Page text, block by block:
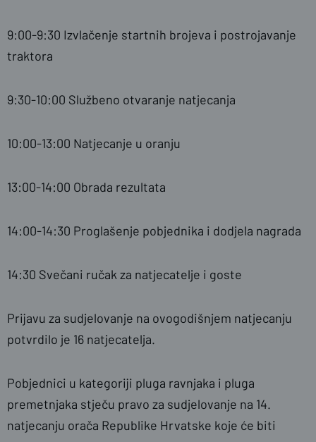
9:00-9:30 Izvlačenje startnih brojeva i postrojavanje
traktora
9:30-10:00 Službeno otvaranje natjecanja
10:00-13:00 Natjecanje u oranju
13:00-14:00 Obrada rezultata
14:00-14:30 Proglašenje pobjednika i dodjela nagrada
14:30 Svečani ručak za natjecatelje i goste
Prijavu za sudjelovanje na ovogodišnjem natjecanju
potvrdilo je 16 natjecatelja.
Pobjednici u kategoriji pluga ravnjaka i pluga
premetnjaka stječu pravo za sudjelovanje na 14.
natjecanju orača Republike Hrvatske koje će biti